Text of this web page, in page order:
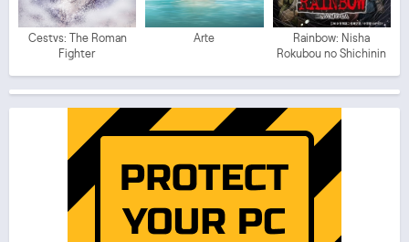
Cestvs: The Roman
Fighter
Arte
Rainbow: Nisha
Rokubou no Shichinin